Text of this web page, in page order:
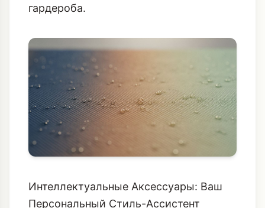
гардероба.
Интеллектуальные Аксессуары: Ваш
Персональный Стиль-Ассистент